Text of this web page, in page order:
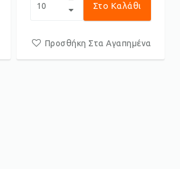
Στο Καλάθι
Προσθήκη Στα Αγαπημένα